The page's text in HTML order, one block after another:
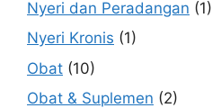
Nyeri dan Peradangan (1)
Nyeri Kronis (1)
Obat (10)
Obat & Suplemen (2)